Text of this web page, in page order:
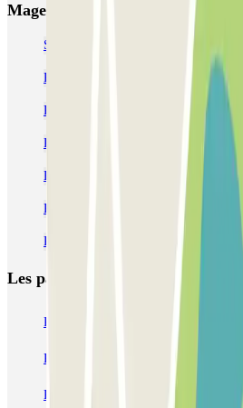
Magenta Gare de l'Est
Se garer près du boulevard Magenta de
Parking pour Le Manoir de Paris |
Parking Hôtel Ibis Paris Gare de l'Est
Parking salle de concert Le New
Parking Paris 10e pas cher | Parclick
Parking Gare de l'Est (Paris) | Parclick
Parking Hôtel Ibis Gare du Nord La
Les parkings les plus réservés
Parking Paris Parking Gare de Lyon
Parking Charles de Gaulle - Roissy
Parking Aéroport Roland Garros La